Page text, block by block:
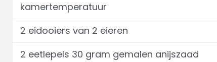
kamertemperatuur
2 eidooiers van 2 eieren
2 eetlepels 30 gram gemalen anijszaad